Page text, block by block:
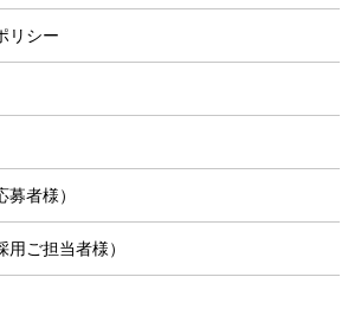
リシー
者様）
ご担当者様）